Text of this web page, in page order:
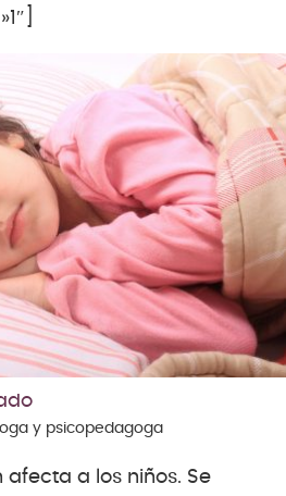
y psicopedagoga
afecta a los niños. Se